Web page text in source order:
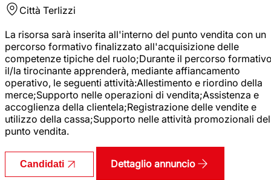
Città Terlizzi
La risorsa sarà inserita all'interno del punto vendita con un
percorso formativo finalizzato all'acquisizione delle
competenze tipiche del ruolo;Durante il percorso
il/la tirocinante apprenderà, mediante affiancamento
operativo, le seguenti attività:Allestimento e riordino della
merce;Supporto nelle operazioni di vendita;Assistenza e
accoglienza della clientela;Registrazione delle vendite e
utilizzo della cassa;Supporto nelle attività promozionali del
punto vendita.
Candidati Dettaglio annuncio